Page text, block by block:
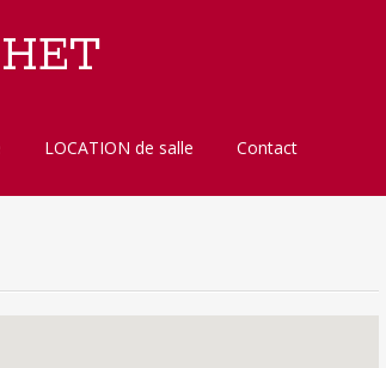
LOCATION de salle Contact